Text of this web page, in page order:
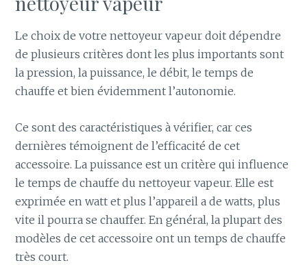
Le choix de votre nettoyeur vapeur doit dépendre
de plusieurs critères dont les plus importants sont
la pression, la puissance, le débit, le temps de
chauffe et bien évidemment l’autonomie.
Ce sont des caractéristiques à vérifier, car ces
dernières témoignent de l’efficacité de cet
accessoire. La puissance est un critère qui influence
le temps de chauffe du nettoyeur vapeur. Elle est
exprimée en watt et plus l’appareil a de watts, plus
vite il pourra se chauffer. En général, la plupart des
modèles de cet accessoire ont un temps de chauffe
très court.